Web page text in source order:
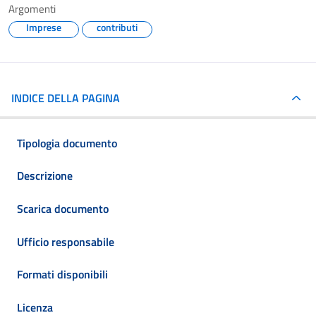
Argomenti
Imprese contributi
INDICE DELLA PAGINA
Tipologia documento
Descrizione
Scarica documento
Ufficio responsabile
Formati disponibili
Licenza